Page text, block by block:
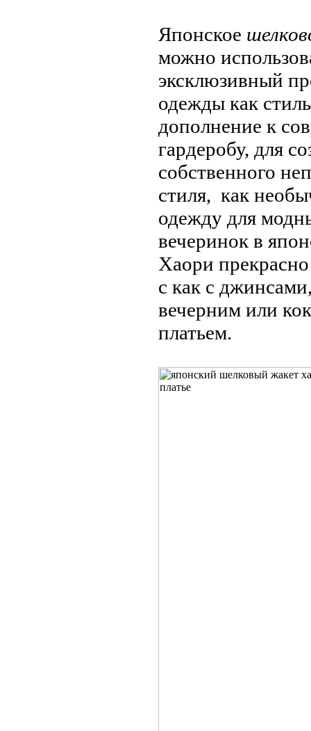
Японское
можно
эксклюзивный
одежды как
дополнение к
гардеробу, для
собственного
стиля, как
одежду для
вечеринок в
Хаори прекрасно
с как с
вечерним или
платьем.